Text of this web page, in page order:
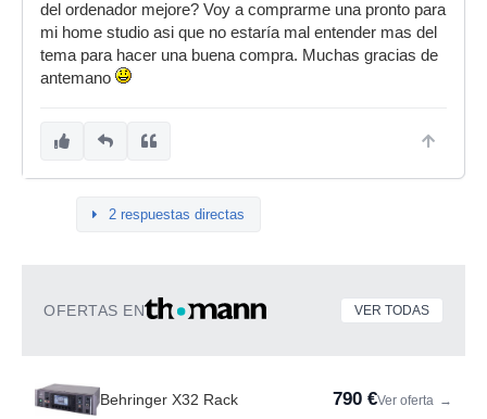
del ordenador mejore? Voy a comprarme una pronto para
mi home studio asi que no estaría mal entender mas del
tema para hacer una buena compra. Muchas gracias de
antemano
2 respuestas directas
OFERTAS EN VER TODAS
Behringer X32 Rack 790 €Ver oferta →